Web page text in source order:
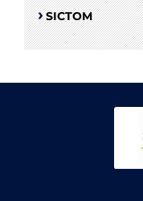
SICTOM